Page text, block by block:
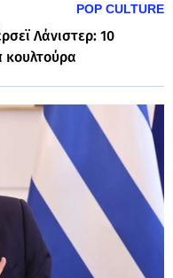
POP CULTURE
Λάνιστερ: 10